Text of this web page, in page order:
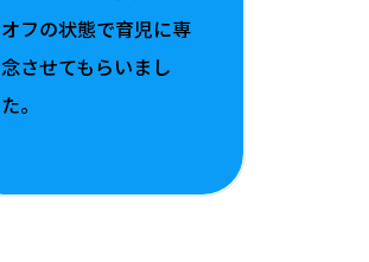
オフの状態で育児に専
念させてもらいまし
た。